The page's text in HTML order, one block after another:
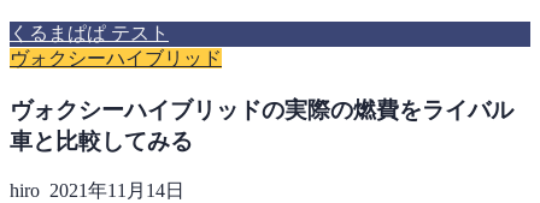
くるまぱぱ テスト
ヴォクシーハイブリッド
ヴォクシーハイブリッドの実際の燃費をライバル
車と比較してみる
hiro 2021年11月14日